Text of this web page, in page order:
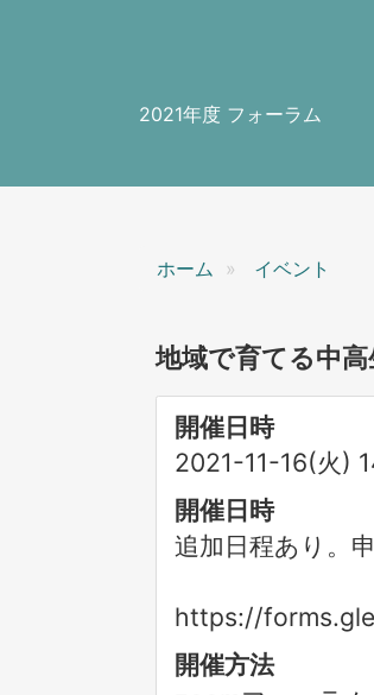
2021年度 フォーラム
ホーム イベント
地域で育てる中
開催日時
2021-11-16(火)
開催日時
追加日程あり。
https://
開催方法